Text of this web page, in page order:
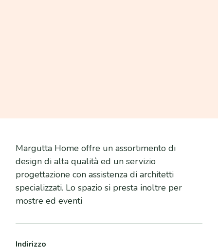
Margutta Home offre un assortimento di
design di alta qualità ed un servizio
progettazione con assistenza di architetti
specializzati. Lo spazio si presta inoltre per
mostre ed eventi
Indirizzo